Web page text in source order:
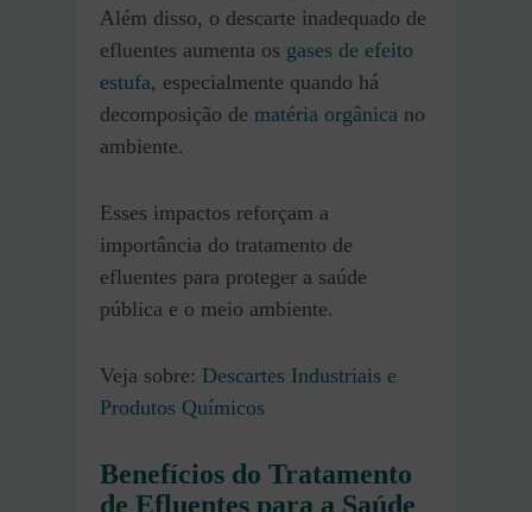
Além disso, o descarte inadequado de
efluentes aumenta os gases de efeito
estufa, especialmente quando há
decomposição de matéria orgânica no
ambiente.
Esses impactos reforçam a
importância do tratamento de
efluentes para proteger a saúde
pública e o meio ambiente.
Veja sobre: Descartes Industriais e
Produtos Químicos
Benefícios do Tratamento
de Efluentes para a Saúde